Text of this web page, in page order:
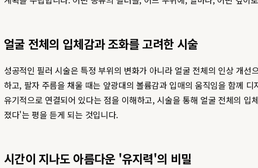
얼굴 전체의 입체감과 조화를 고려한 시술
성공적인 필러 시술은 특정 부위의 변화가 아니라 얼굴 전체의 인상 개
하고, 팔자 주름을 채울 때는 앞광대의 볼륨감과 입매의 움직임을 함께
유기적으로 연결되어 있다는 점을 이해하고, 시술을 통해 얼굴 전체의
졌다'는 평을 듣게 되는 것입니다.
시간이 지나도 아름다운 '유지력'의 비밀